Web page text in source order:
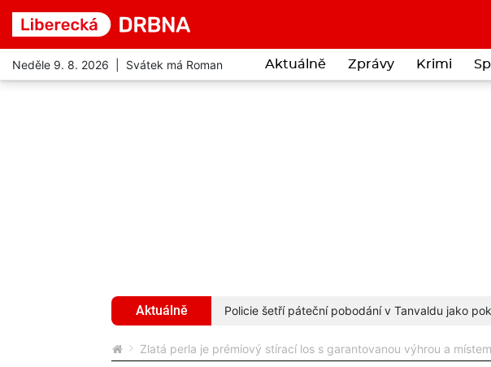
Neděle 9. 8. 2026 | Svátek má Roman Aktuálně Zprávy Krimi
Aktuálně
více... Policie šetří páteční pobodání v Tanvaldu jako
Zlatá perla je prémiový stírací los s garantovanou výhrou a